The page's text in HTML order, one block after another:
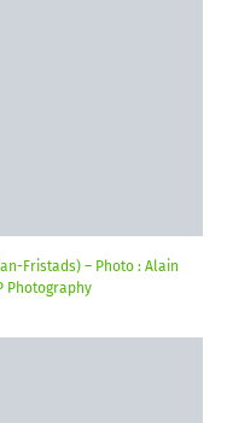
Fristads) – Photo : Alain
Photography